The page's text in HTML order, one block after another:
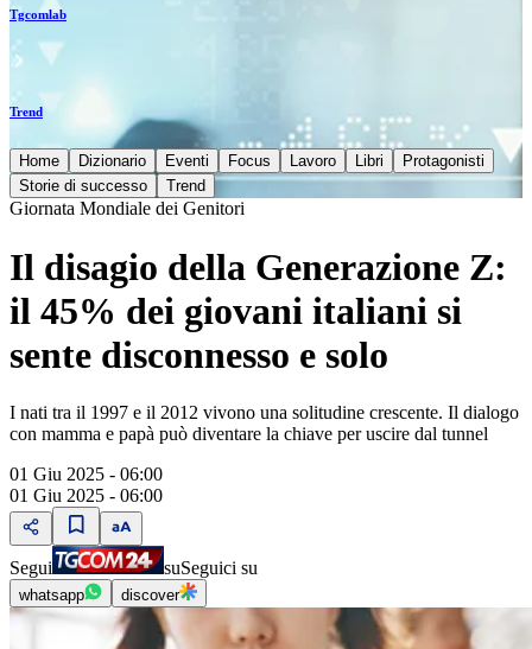
Tgcomlab
Trend
Home Dizionario Eventi Focus Lavoro Libri
Protagonisti
Storie di successo
Trend
Giornata Mondiale dei Genitori
Il disagio della Generazione Z:
il 45% dei giovani italiani si
sente disconnesso e solo
I nati tra il 1997 e il 2012 vivono una solitudine crescente. Il dialogo
con mamma e papà può diventare la chiave per uscire dal tunnel
01 Giu 2025 - 06:00
01 Giu 2025 - 06:00
Segui suSeguici su
whatsapp discover